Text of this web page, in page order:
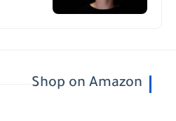
Shop on Amazon